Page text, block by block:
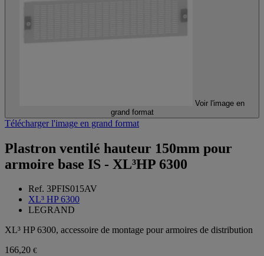
Voir l'image en
grand format
Télécharger l'image en grand format
Plastron ventilé hauteur 150mm pour
armoire base IS - XL³HP 6300
Ref. 3PFIS015AV
XL³ HP 6300
LEGRAND
XL³ HP 6300, accessoire de montage pour armoires de distribution
166,20 €